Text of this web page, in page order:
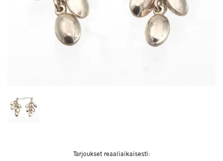
Tarjoukset reaaliaikaisesti: